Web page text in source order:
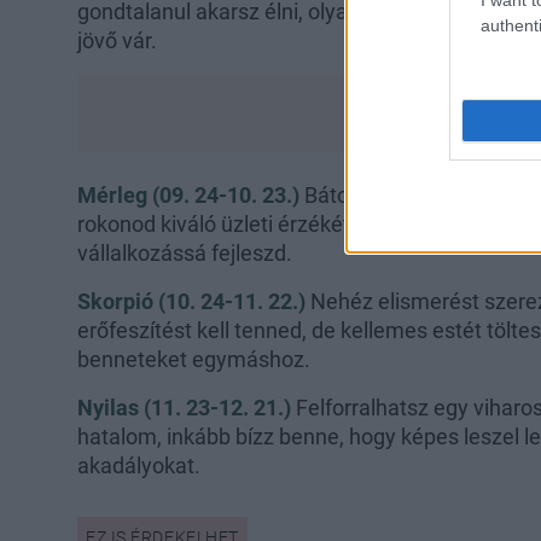
gondtalanul akarsz élni, olyan megbízható pasi
jövő vár.
Mérleg (09. 24-10. 23.) Bátorságot merítesz
rokonod kiváló üzleti érzékét, talán átveszed a
vállalkozássá fejleszd.
Skorpió (10. 24-11. 22.) Nehéz elismerést
erőfeszítést kell tenned, de kellemes estét
benneteket egymáshoz.
Nyilas (11. 23-12. 21.) Felforralhatsz egy
hatalom, inkább bízz benne, hogy képes leszel
akadályokat.